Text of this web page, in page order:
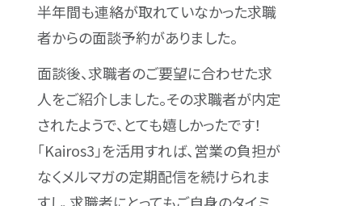
半年間も連絡が取れていなかった求職
者からの面談予約がありました。
面談後、求職者のご要望に合わせた求
人をご紹介しました。その求職者が内定
されたようで、とても嬉しかったです！
「Kairos3」を活用すれば、営業の負担が
なくメルマガの定期配信を続けられま